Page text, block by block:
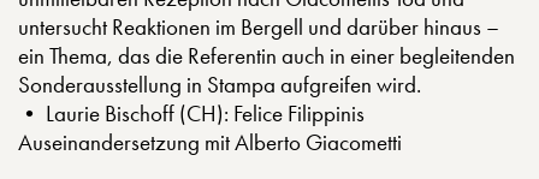
untersucht Reaktionen im Bergell und darüber hinaus –
ein Thema, das die Referentin auch in einer begleitenden
Sonderausstellung in Stampa aufgreifen wird.
• Laurie Bischoff (CH): Felice Filippinis
Auseinandersetzung mit Alberto Giacometti